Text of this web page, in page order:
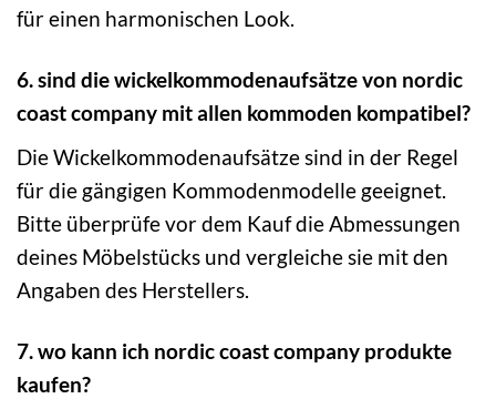
für einen harmonischen Look.
6. sind die wickelkommodenaufsätze von nordic
coast company mit allen kommoden kompatibel?
Die Wickelkommodenaufsätze sind in der Regel
für die gängigen Kommodenmodelle geeignet.
Bitte überprüfe vor dem Kauf die Abmessungen
deines Möbelstücks und vergleiche sie mit den
Angaben des Herstellers.
7. wo kann ich nordic coast company produkte
kaufen?